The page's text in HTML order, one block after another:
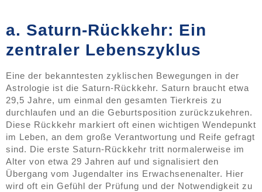
a. Saturn-Rückkehr: Ein
zentraler Lebenszyklus
Eine der bekanntesten zyklischen Bewegungen in der
Astrologie ist die Saturn-Rückkehr. Saturn braucht etwa
29,5 Jahre, um einmal den gesamten Tierkreis zu
durchlaufen und an die Geburtsposition zurückzukehren.
Diese Rückkehr markiert oft einen wichtigen Wendepunkt
im Leben, an dem große Verantwortung und Reife gefragt
sind. Die erste Saturn-Rückkehr tritt normalerweise im
Alter von etwa 29 Jahren auf und signalisiert den
Übergang vom Jugendalter ins Erwachsenenalter. Hier
wird oft ein Gefühl der Prüfung und der Notwendigkeit zu